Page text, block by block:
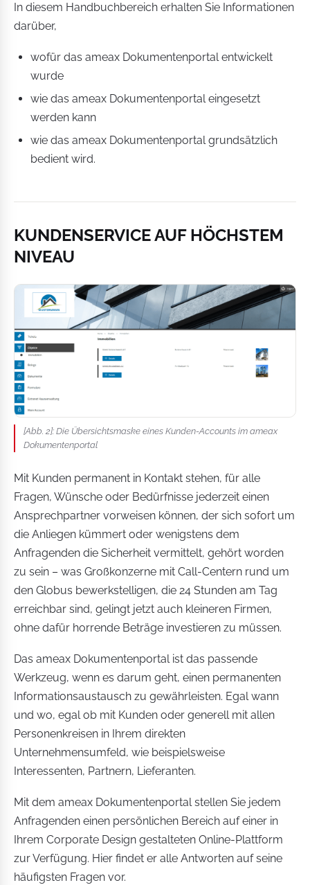
In diesem Handbuchbereich erhalten Sie Informationen
darüber,
wofür das ameax Dokumentenportal entwickelt
wurde
wie das ameax Dokumentenportal eingesetzt
werden kann
wie das ameax Dokumentenportal grundsätzlich
bedient wird.
KUNDENSERVICE AUF HÖCHSTEM
NIVEAU
[Abb. 2]: Die Übersichtsmaske eines Kunden-Accounts im ameax
Dokumentenportal
Mit Kunden permanent in Kontakt stehen, für alle
Fragen, Wünsche oder Bedürfnisse jederzeit einen
Ansprechpartner vorweisen können, der sich sofort um
die Anliegen kümmert oder wenigstens dem
Anfragenden die Sicherheit vermittelt, gehört worden
zu sein – was Großkonzerne mit Call-Centern rund um
den Globus bewerkstelligen, die 24 Stunden am Tag
erreichbar sind, gelingt jetzt auch kleineren Firmen,
ohne dafür horrende Beträge investieren zu müssen.
Das ameax Dokumentenportal ist das passende
Werkzeug, wenn es darum geht, einen permanenten
Informationsaustausch zu gewährleisten. Egal wann
und wo, egal ob mit Kunden oder generell mit allen
Personenkreisen in Ihrem direkten
Unternehmensumfeld, wie beispielsweise
Interessenten, Partnern, Lieferanten.
Mit dem ameax Dokumentenportal stellen Sie jedem
Anfragenden einen persönlichen Bereich auf einer in
Ihrem Corporate Design gestalteten Online-Plattform
zur Verfügung. Hier findet er alle Antworten auf seine
häufigsten Fragen vor.